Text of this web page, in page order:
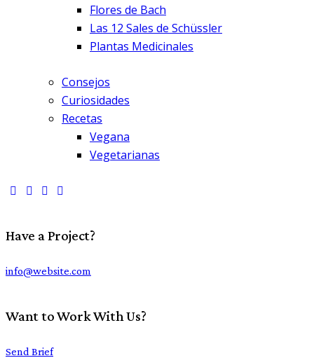
Flores de Bach
Las 12 Sales de Schüssler
Plantas Medicinales
Consejos
Curiosidades
Recetas
Vegana
Vegetarianas
Have a Project?
info@website.com
Want to Work With Us?
Send Brief